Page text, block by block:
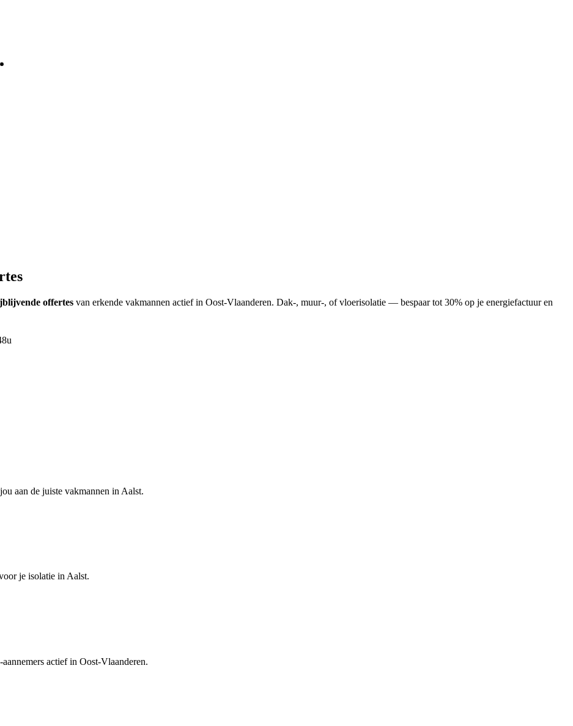
offertes van erkende vakmannen actief in Oost-Vlaanderen. Dak-, muur-, of vloerisolatie — bespaar tot 30% op je energiefactuur en
aan de juiste vakmannen in Aalst.
je isolatie in Aalst.
actief in Oost-Vlaanderen.